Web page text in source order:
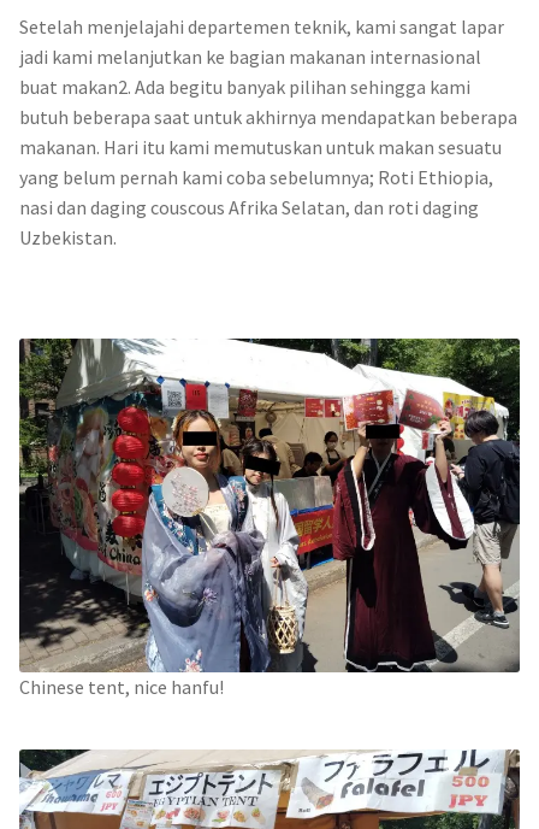
Setelah menjelajahi departemen teknik, kami sangat lapar
jadi kami melanjutkan ke bagian makanan internasional
buat makan2. Ada begitu banyak pilihan sehingga kami
butuh beberapa saat untuk akhirnya mendapatkan beberapa
makanan. Hari itu kami memutuskan untuk makan sesuatu
yang belum pernah kami coba sebelumnya; Roti Ethiopia,
nasi dan daging couscous Afrika Selatan, dan roti daging
Uzbekistan.
Chinese tent, nice hanfu!